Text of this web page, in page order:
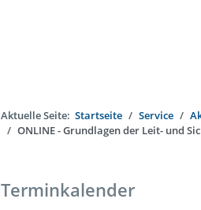
Aktuelle Seite: Startseite Service
ONLINE - Grundlagen der Leit- und
Terminkalender